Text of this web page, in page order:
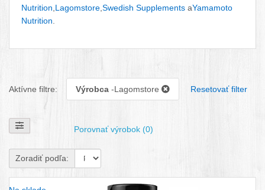
Nutrition Lagomstore Swedish Supplements aYamamoto
Nutrition
Aktívne filtre: Výrobca -Lagomstore Resetovať filter
Zobraziť filtre Porovnať výrobok (0)
Zoradiť podľa: